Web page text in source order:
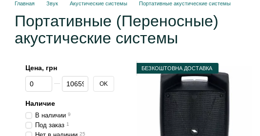
Главная Звук Акустические системы Портативные акустические системы
Портативные (Переносные)
акустические системы
БЕЗКОШТОВНА ДОСТАВКА
Цена, грн
От Цена, грн
До Цена, грн OK
Наличие
В наличии 9
Под заказ 1
25